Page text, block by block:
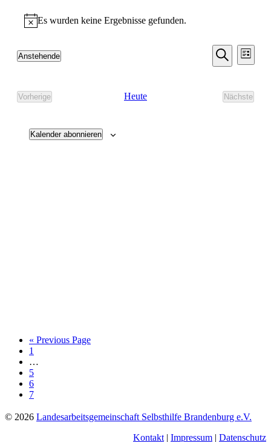
Hinweis
Es wurden keine Ergebnisse gefunden.
Suche
Suche
Liste
Anstehende
Vorherige
Veranstaltungen
Heute
Nächste
Kalender abonnieren
« Previous Page
Page
1
…
Page
5
Page
6
Page
7
Footer
© 2026 Landesarbeitsgemeinschaft Selbsthilfe Brandenburg e.V.
Kontakt | Impressum | Datenschutz